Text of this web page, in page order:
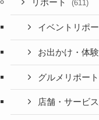
リポート (611)
イベントリポ
お出かけ・体
グルメリポート
店舗・サービ